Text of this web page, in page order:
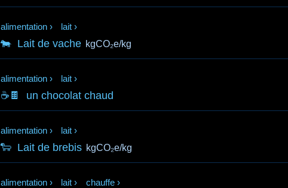
alimentation › lait ›
🐄 Lait de vache kgCO₂e/kg
alimentation › lait ›
☕🍫 un chocolat chaud
alimentation › lait ›
🐑 Lait de brebis kgCO₂e/kg
alimentation › lait › chauffe ›